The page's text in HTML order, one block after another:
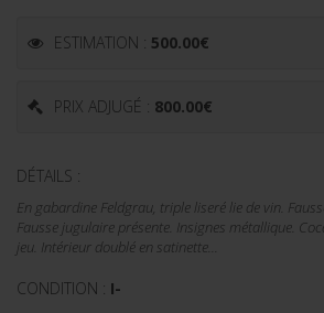
ESTIMATION : 500.00€
PRIX ADJUGÉ : 800.00€
DÉTAILS :
En gabardine Feldgrau, triple liseré lie de vin.
Fausse jugulaire présente. Insignes métallique.
jeu. Intérieur doublé en satinette...
CONDITION : I-